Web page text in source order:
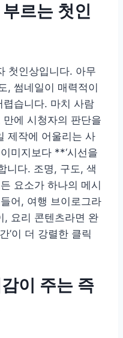
르는 첫인
첫인상입니다. 아무
, 썸네일이 매력적이
습니다. 마치 사람
에 시청자의 판단을
제작에 어울리는 사
미지보다 **‘시선을
니다. 조명, 구도, 색
요소가 하나의 메시
어, 여행 브이로그라
, 요리 콘텐츠라면 완
’이 더 강렬한 클릭
이 주는 즉